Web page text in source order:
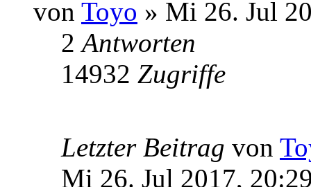
von Toyo » Mi 26. Jul
2Antworten
14932 Zugriffe
Letzter Beitrag von
Mi 26. Jul 2017,